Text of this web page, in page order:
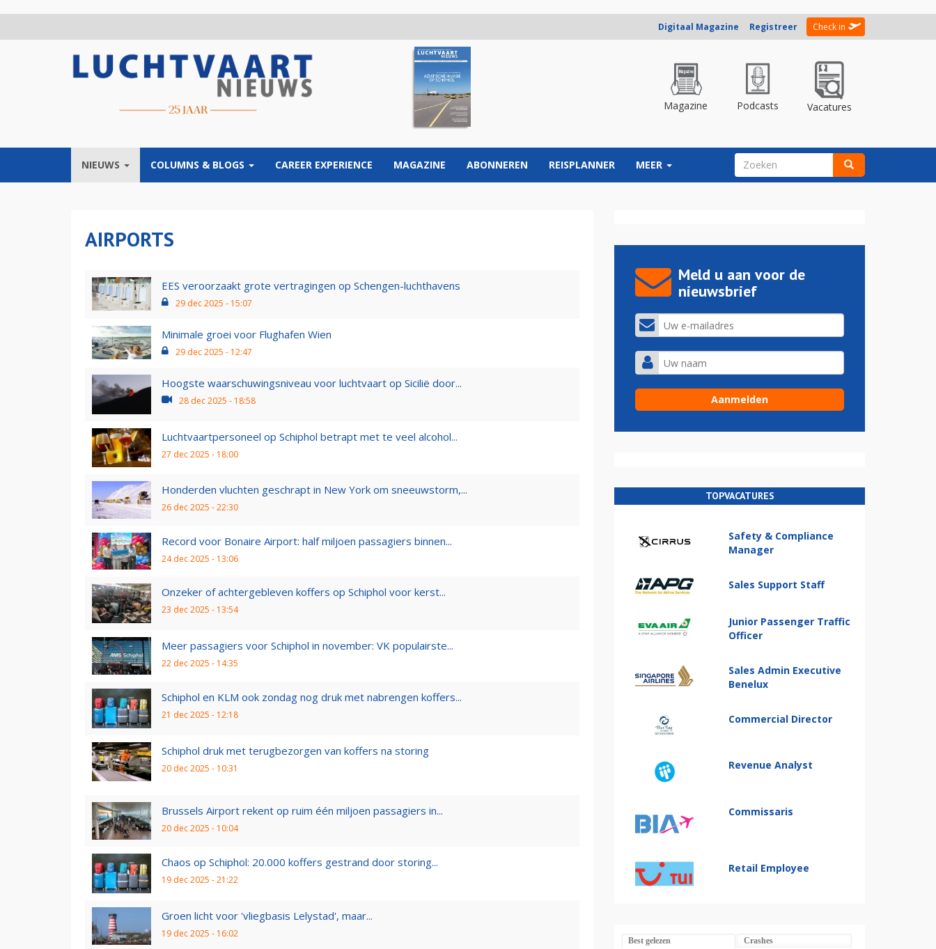
Digitaal Magazine Registreer Check in
Magazine Podcasts Vacatures
NIEUWS COLUMNS & BLOGS CAREER EXPERIENCE MAGAZINE ABONNEREN REISPLANNER MEER ZOEKVELD
AIRPORTS
EES veroorzaakt grote vertragingen op Schengen-luchthavens
29 dec 2025 - 15:07
Minimale groei voor Flughafen Wien
29 dec 2025 - 12:47
Hoogste waarschuwingsniveau voor luchtvaart op Sicilië door...
28 dec 2025 - 18:58
Luchtvaartpersoneel op Schiphol betrapt met te veel alcohol...
27 dec 2025 - 18:00
Honderden vluchten geschrapt in New York om sneeuwstorm,...
26 dec 2025 - 22:30
Record voor Bonaire Airport: half miljoen passagiers binnen...
24 dec 2025 - 13:06
Onzeker of achtergebleven koffers op Schiphol voor kerst...
23 dec 2025 - 13:54
Meer passagiers voor Schiphol in november: VK populairste...
22 dec 2025 - 14:35
Schiphol en KLM ook zondag nog druk met nabrengen koffers...
21 dec 2025 - 12:18
Schiphol druk met terugbezorgen van koffers na storing
20 dec 2025 - 10:31
Brussels Airport rekent op ruim één miljoen passagiers in...
20 dec 2025 - 10:04
Chaos op Schiphol: 20.000 koffers gestrand door storing...
19 dec 2025 - 21:22
Groen licht voor 'vliegbasis Lelystad', maar...
19 dec 2025 - 16:02
Meld u aan voor de
nieuwsbrief
TOPVACATURES
Safety & Compliance
Manager
Sales Support Staff
Junior Passenger Traffic
Officer
Sales Admin Executive
Benelux
Commercial Director
Revenue Analyst
Commissaris
Retail Employee
Best gelezen Crashes